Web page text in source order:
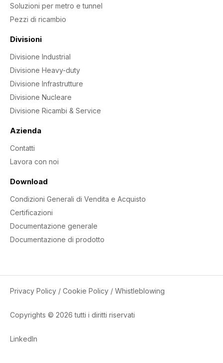
Soluzioni per metro e tunnel
Pezzi di ricambio
Divisioni
Divisione Industrial
Divisione Heavy-duty
Divisione Infrastrutture
Divisione Nucleare
Divisione Ricambi & Service
Azienda
Contatti
Lavora con noi
Download
Condizioni Generali di Vendita e Acquisto
Certificazioni
Documentazione generale
Documentazione di prodotto
Privacy Policy / Cookie Policy / Whistleblowing
Copyrights © 2026 tutti i diritti riservati
LinkedIn